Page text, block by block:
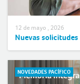
12 de mayo , 2026
Nuevas
NOVEDADES PACÍFICO